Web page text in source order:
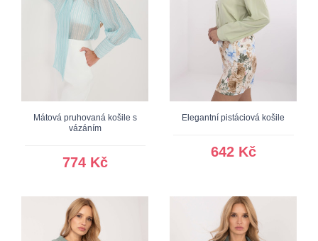
Mátová pruhovaná košile s
vázáním
774 Kč
Elegantní pistáciová košile
642 Kč